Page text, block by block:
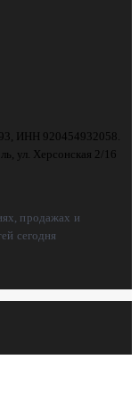
ИНН 920454932058.
ул. Херсонская 2/16
продажах и
сегодня